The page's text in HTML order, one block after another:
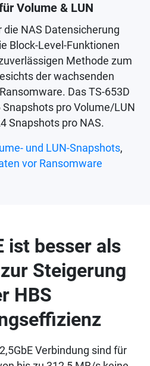
Volume & LUN
NAS Datensicherung
Block-Level-Funktionen
Methode zum
der wachsenden
Das TS-653D
pro Volume/LUN
Snapshots pro NAS.
und LUN-Snapshots,
vor Ransomware
ist besser als
Steigerung
HBS
Verbindung sind für